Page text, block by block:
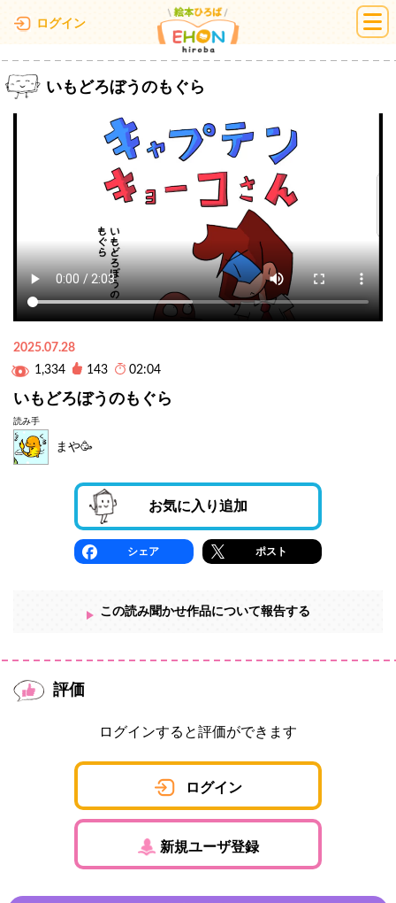
ログイン 絵本ひろば
いもどろぼうのもぐら
2025.07.28
1,334
143 02:04
いもどろぼうのもぐら
読み手
まや🥳
お気に入り追加
シェア ポスト
この読み聞かせ作品について報告する
評価
ログインすると評価ができます
ログイン
新規ユーザ登録